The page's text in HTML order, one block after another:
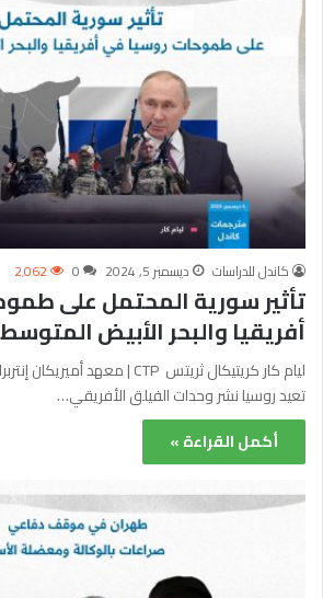
كاندل للدراسات ديسمبر 5, 2024 0 2٬062
تأثير سورية المحتمل على
أفريقيا والبحر الأبيض المتوسط
تعيد روسيا نشر وحدات الفيلق الأفريقي…
أكمل القراءة »